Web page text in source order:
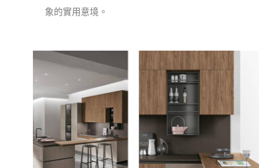
象的實用意境。